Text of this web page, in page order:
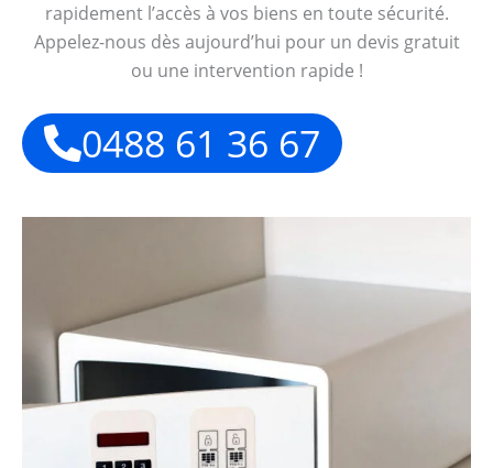
rapidement l’accès à vos biens en toute sécurité.
Appelez-nous dès aujourd’hui pour un devis gratuit
ou une intervention rapide !
0488 61 36 67